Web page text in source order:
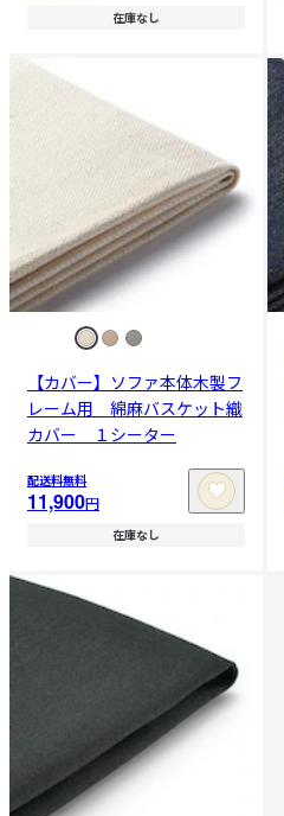
在庫なし
【カバー】ソファ本体木製フ
レーム用 綿麻バスケット織
カバー １シーター
配送料無料
11,900円
在庫なし